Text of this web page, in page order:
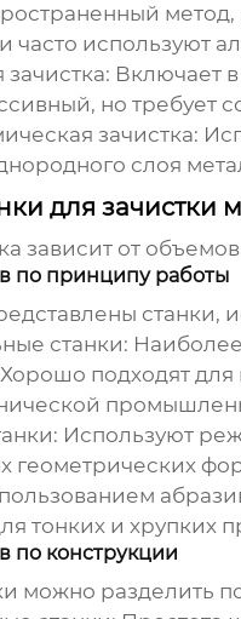
часто используют
Включает
но требует
зачистка:
слоя
для зачистки
зависит от
по принципу работы
станки:
подходят
Используют
геометрических
тонких и хрупких
по конструкции
можно разделить